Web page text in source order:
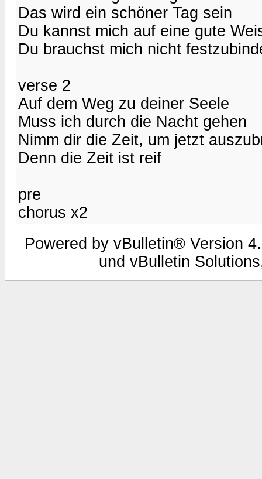
Das wird ein schöner Tag sein
Du kannst mich auf eine gute
Du brauchst mich nicht
verse 2
Auf dem Weg zu deiner Seele
Muss ich durch die Nacht gehen
Nimm dir die Zeit, um jetzt
Denn die Zeit ist reif
pre
chorus x2
Powered by vBulletin® Version
und vBulletin